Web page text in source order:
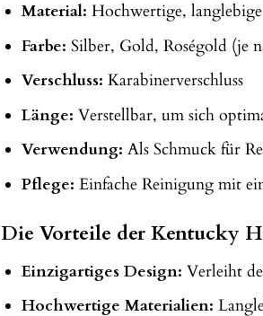
Material: Hochwertige,
Farbe: Silber, Gold, Roségold (je
Verschluss: Karabinerverschluss
Länge: Verstellbar, um sich
Verwendung: Als Schmuck für
Pflege: Einfache Reinigung mit
Die Vorteile der Kentucky
Einzigartiges Design: Verleiht
Hochwertige Materialien: